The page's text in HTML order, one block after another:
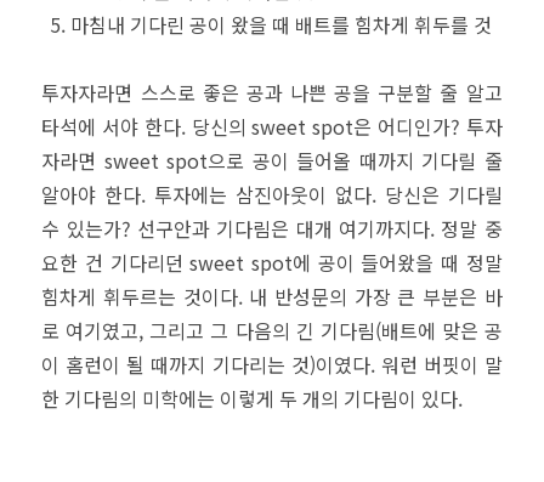
마침내 기다린 공이 왔을 때 배트를 힘차게 휘두를 것
투자자라면 스스로 좋은 공과 나쁜 공을 구분할 줄 알고
타석에 서야 한다. 당신의 sweet spot은 어디인가? 투자
자라면 sweet spot으로 공이 들어올 때까지 기다릴 줄
알아야 한다. 투자에는 삼진아웃이 없다. 당신은 기다릴
수 있는가? 선구안과 기다림은 대개 여기까지다. 정말 중
요한 건 기다리던 sweet spot에 공이 들어왔을 때 정말
힘차게 휘두르는 것이다. 내 반성문의 가장 큰 부분은 바
로 여기였고, 그리고 그 다음의 긴 기다림(배트에 맞은 공
이 홈런이 될 때까지 기다리는 것)이였다. 워런 버핏이 말
한 기다림의 미학에는 이렇게 두 개의 기다림이 있다.